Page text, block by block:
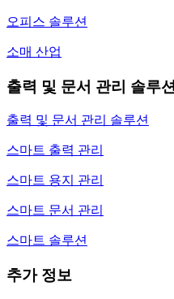
오피스 솔루션
소매 산업
출력 및 문서 관리 솔루션
출력 및 문서 관리 솔루션
스마트 출력 관리
스마트 용지 관리
스마트 문서 관리
스마트 솔루션
추가 정보